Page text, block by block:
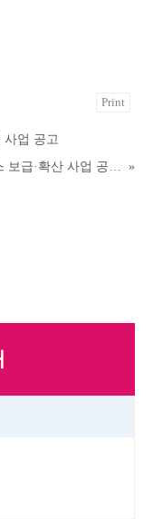
Print
사업 공고
[공고] 2023년도 중소기업 클라우드 서비스 보급·확산 사업 공고(운영기관) »